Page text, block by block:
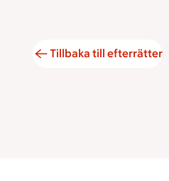
Tillbaka till efterrätter